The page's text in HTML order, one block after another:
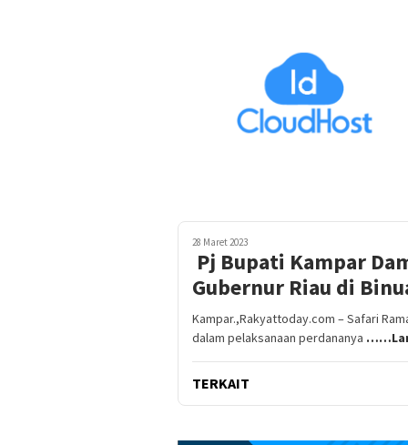
28 Maret 2023
Pj Bupati Kampar
Gubernur Riau di
Kampar.,Rakyattoday.com – Safari
dalam pelaksanaan perdananya
TERKAIT